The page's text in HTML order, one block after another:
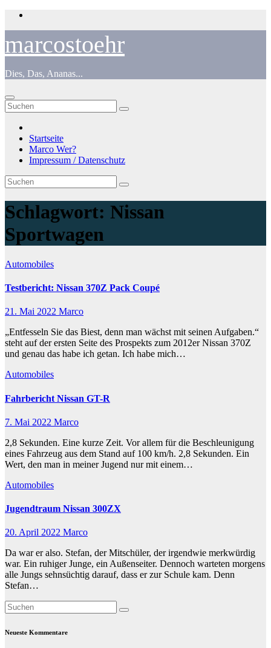
Zum
marcostoehr
Dies, Das, Ananas...
Startseite
Marco Wer?
Impressum / Datenschutz
Schlagwort: Nissan
Sportwagen
Automobiles
Testbericht: Nissan 370Z Pack Coupé
21. Mai 2022 Marco
„Entfesseln Sie das Biest, denn man wächst mit seinen Aufgaben.“
steht auf der ersten Seite des Prospekts zum 2012er Nissan 370Z
und genau das habe ich getan. Ich habe mich…
Automobiles
Fahrbericht Nissan GT-R
7. Mai 2022 Marco
2,8 Sekunden. Eine kurze Zeit. Vor allem für die Beschleunigung
eines Fahrzeug aus dem Stand auf 100 km/h. 2,8 Sekunden. Ein
Wert, den man in meiner Jugend nur mit einem…
Automobiles
Jugendtraum Nissan 300ZX
20. April 2022 Marco
Da war er also. Stefan, der Mitschüler, der irgendwie merkwürdig
war. Ein ruhiger Junge, ein Außenseiter. Dennoch warteten morgens
alle Jungs sehnsüchtig darauf, dass er zur Schule kam. Denn
Stefan…
Neueste Kommentare